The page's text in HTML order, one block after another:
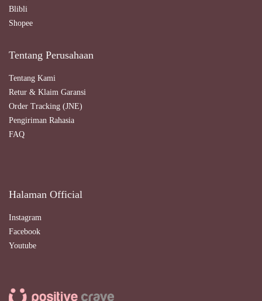
Blibli
Shopee
Tentang Perusahaan
Tentang Kami
Retur & Klaim Garansi
Order Tracking (JNE)
Pengiriman Rahasia
FAQ
Halaman Official
Instagram
Facebook
Youtube